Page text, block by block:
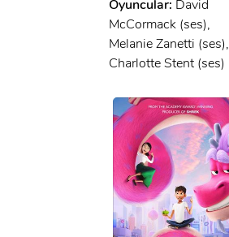
Oyuncular: David
McCormack (ses),
Melanie Zanetti (ses),
Charlotte Stent (ses)